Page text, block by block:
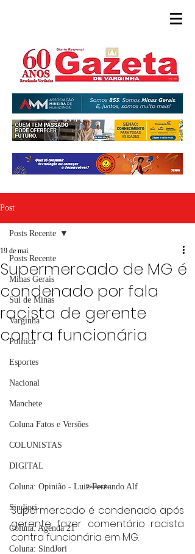
Post
Posts Recente
Minas Gerais
Sul de Minas
Varginha
Política
Esportes
Nacional
Manchete
Coluna Fatos e Versões
COLUNISTAS
DIGITAL
Coluna: Opinião - Luiz Fernando Alf
Sindjori
Coluna: Agenda 21
Coluna: SindJori
Posts Recente
Supermercado de MG é
condenado por fala
racista de gerente
contra funcionária
19 de mai.
Divulgação
Supermercado é condenado após
gerente fazer comentário racista
contra funcionária em MG.